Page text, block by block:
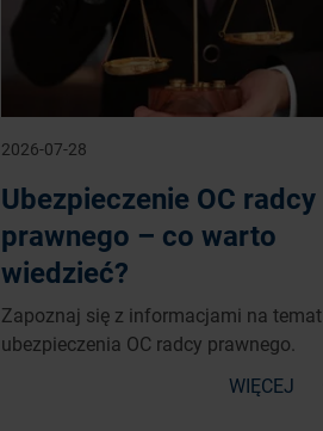
2026-07-28
Ubezpieczenie OC radcy
prawnego – co warto
wiedzieć?
Zapoznaj się z informacjami na temat
ubezpieczenia OC radcy prawnego.
WIĘCEJ